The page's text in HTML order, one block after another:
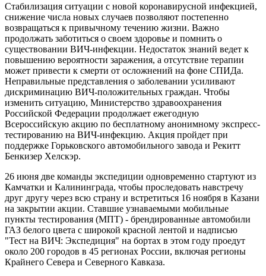
Стабилизация ситуации с новой коронавирусной инфекцией,
снижение числа новых случаев позволяют постепенно
возвращаться к привычному течению жизни. Важно
продолжать заботиться о своем здоровье и помнить о
существовании ВИЧ-инфекции. Недостаток знаний ведет к
повышению вероятности заражения, а отсутствие терапии
может привести к смерти от осложнений на фоне СПИДа.
Неправильные представления о заболевании усиливают
дискриминацию ВИЧ-положительных граждан. Чтобы
изменить ситуацию, Министерство здравоохранения
Российской Федерации продолжает ежегодную
Всероссийскую акцию по бесплатному анонимному экспресс-
тестированию на ВИЧ-инфекцию. Акция пройдет при
поддержке Горьковского автомобильного завода и Рекитт
Бенкизер Хелскэр.
26 июня две команды экспедиции одновременно стартуют из
Камчатки и Калининграда, чтобы проследовать навстречу
друг другу через всю страну и встретиться 16 ноября в Казани
на закрытии акции. Ставшие узнаваемыми мобильные
пункты тестирования (МПТ) - брендированные автомобили
ГАЗ белого цвета с широкой красной лентой и надписью
"Тест на ВИЧ: Экспедиция" на бортах в этом году проедут
около 200 городов в 45 регионах России, включая регионы
Крайнего Севера и Северного Кавказа.